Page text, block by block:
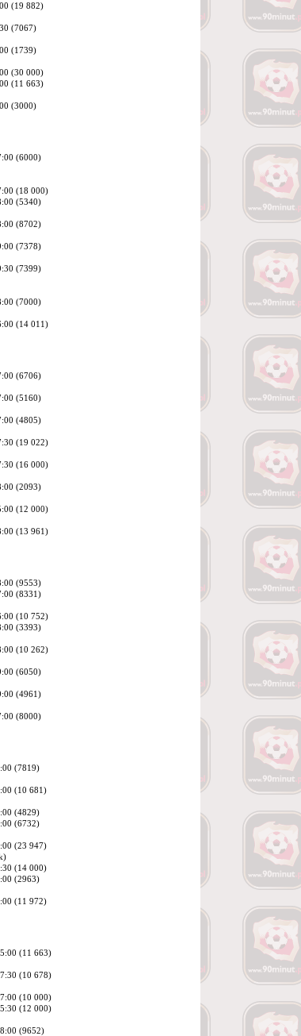
(19 882)
(7067)
(1739)
(30 000)
(11 663)
(3000)
(6000)
(18 000)
(5340)
(8702)
(7378)
(7399)
(7000)
(14 011)
(6706)
(5160)
(4805)
(19 022)
(16 000)
(2093)
(12 000)
(13 961)
(9553)
(8331)
(10 752)
(3393)
(10 262)
(6050)
(4961)
(8000)
(7819)
(10 681)
(4829)
(6732)
(23 947)
(14 000)
(2963)
(11 972)
(11 663)
(10 678)
(10 000)
(12 000)
(9652)